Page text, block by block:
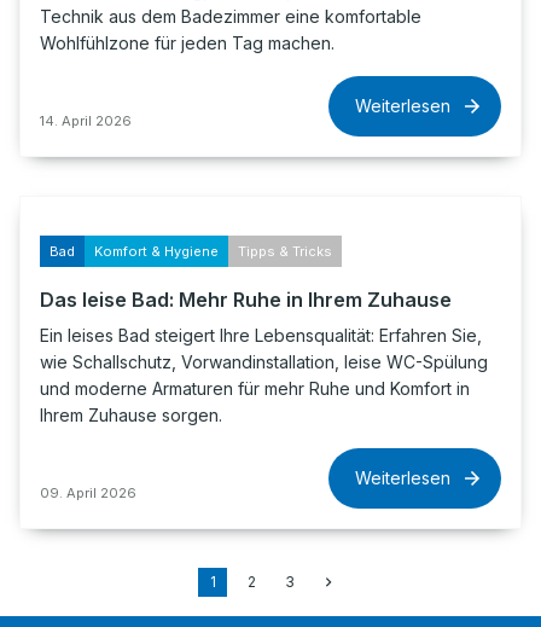
Technik aus dem Badezimmer eine komfortable
Wohlfühlzone für jeden Tag machen.
14. April 2026
Weiterlesen
Bad Komfort & Hygiene Tipps & Tricks
Das leise Bad: Mehr Ruhe in Ihrem Zuhause
Ein leises Bad steigert Ihre Lebensqualität: Erfahren Sie,
wie Schallschutz, Vorwandinstallation, leise WC-Spülung
und moderne Armaturen für mehr Ruhe und Komfort in
Ihrem Zuhause sorgen.
09. April 2026
Weiterlesen
1 2 3